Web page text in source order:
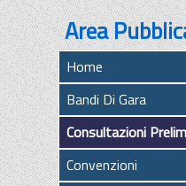
Area
Home
Bandi Di Gara
Consultazioni
Convenzioni